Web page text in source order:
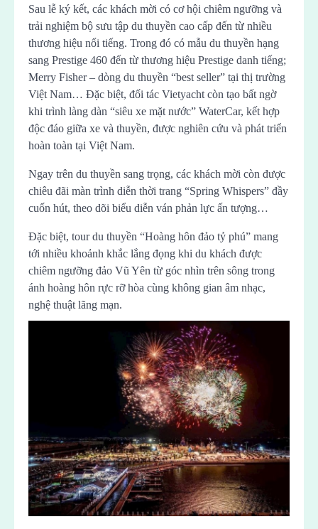
Sau lễ ký kết, các khách mời có cơ hội chiêm ngưỡng và
trải nghiệm bộ sưu tập du thuyền cao cấp đến từ nhiều
thương hiệu nổi tiếng. Trong đó có mẫu du thuyền hạng
sang Prestige 460 đến từ thương hiệu Prestige danh tiếng;
Merry Fisher – dòng du thuyền “best seller” tại thị trường
Việt Nam… Đặc biệt, đối tác Vietyacht còn tạo bất ngờ
khi trình làng dàn “siêu xe mặt nước” WaterCar, kết hợp
độc đáo giữa xe và thuyền, được nghiên cứu và phát triển
hoàn toàn tại Việt Nam.
Ngay trên du thuyền sang trọng, các khách mời còn được
chiêu đãi màn trình diễn thời trang “Spring Whispers” đầy
cuốn hút, theo dõi biểu diễn ván phản lực ấn tượng…
Đặc biệt, tour du thuyền “Hoàng hôn đảo tỷ phú” mang
tới nhiều khoảnh khắc lắng đọng khi du khách được
chiêm ngưỡng đảo Vũ Yên từ góc nhìn trên sông trong
ánh hoàng hôn rực rỡ hòa cùng không gian âm nhạc,
nghệ thuật lãng mạn.